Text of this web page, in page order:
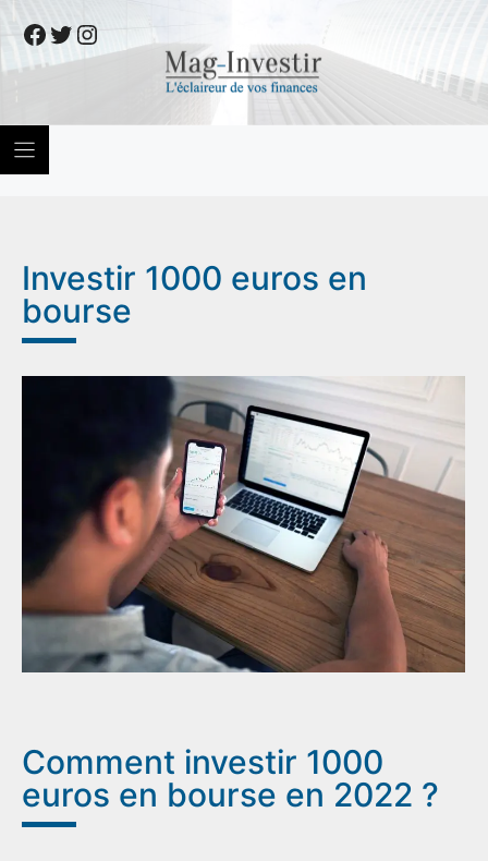
to
content
Facebook
Twitter
Instagram
Investir 1000 euros en
bourse
Comment investir 1000
euros en bourse en 2022 ?